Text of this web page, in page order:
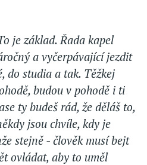
je základ. Řada kapel
a vyčerpávající jezdit
do studia a tak. Těžkej
budou v pohodě i ti
ty budeš rád, že děláš to,
jsou chvíle, kdy je
stejně - člověk musí bejt
ovládat, aby to uměl